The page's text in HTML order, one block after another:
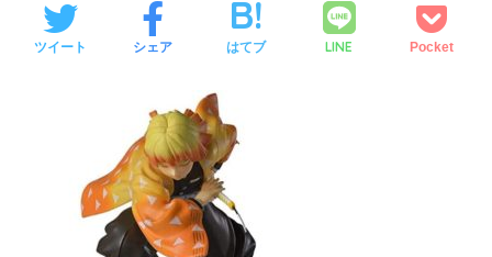
ツイート シェア はてブ LINE Pocket